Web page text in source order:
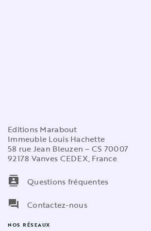
Editions Marabout
Immeuble Louis Hachette
58 rue Jean Bleuzen – CS 70007
92178 Vanves CEDEX, France
contacts
Questions fréquentes
question_answer
Contactez-nous
NOS RÉSEAUX